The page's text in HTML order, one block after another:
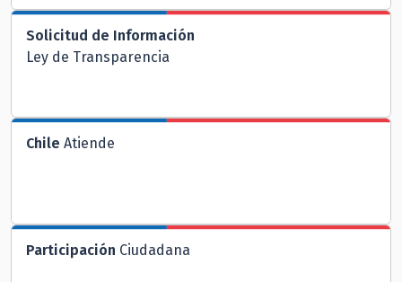
Solicitud de Información
Ley de Transparencia
Chile Atiende
Participación Ciudadana